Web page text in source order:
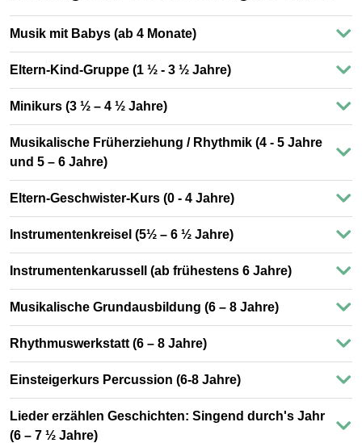
Musik mit Babys (ab 4 Monate)
Eltern-Kind-Gruppe (1 ½ - 3 ½ Jahre)
Minikurs (3 ½ – 4 ½ Jahre)
Musikalische Früherziehung / Rhythmik (4 - 5 Jahre
und 5 – 6 Jahre)
Eltern-Geschwister-Kurs (0 - 4 Jahre)
Instrumentenkreisel (5½ – 6 ½ Jahre)
Instrumentenkarussell (ab frühestens 6 Jahre)
Musikalische Grundausbildung (6 – 8 Jahre)
Rhythmuswerkstatt (6 – 8 Jahre)
Einsteigerkurs Percussion (6-8 Jahre)
Lieder erzählen Geschichten: Singend durch's Jahr
(6 – 7 ½ Jahre)